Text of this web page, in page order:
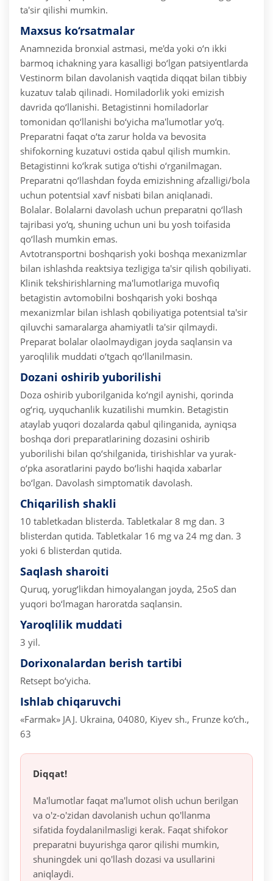
ta'sir qilishi mumkin.
Maxsus ko‘rsatmalar
Anamnezida bronxial astmasi, me'da yoki o‘n ikki
barmoq ichakning yara kasalligi bo‘lgan patsiyentlarda
Vestinorm bilan davolanish vaqtida diqqat bilan tibbiy
kuzatuv talab qilinadi. Homiladorlik yoki emizish
davrida qo‘llanishi. Betagistinni homiladorlar
tomonidan qo‘llanishi bo‘yicha ma'lumotlar yo‘q.
Preparatni faqat o‘ta zarur holda va bevosita
shifokorning kuzatuvi ostida qabul qilish mumkin.
Betagistinni ko‘krak sutiga o‘tishi o‘rganilmagan.
Preparatni qo‘llashdan foyda emizishning afzalligi/bola
uchun potentsial xavf nisbati bilan aniqlanadi.
Bolalar. Bolalarni davolash uchun preparatni qo‘llash
tajribasi yo‘q, shuning uchun uni bu yosh toifasida
qo‘llash mumkin emas.
Avtotransportni boshqarish yoki boshqa mexanizmlar
bilan ishlashda reaktsiya tezligiga ta'sir qilish qobiliyati.
Klinik tekshirishlarning ma'lumotlariga muvofiq
betagistin avtomobilni boshqarish yoki boshqa
mexanizmlar bilan ishlash qobiliyatiga potentsial ta'sir
qiluvchi samaralarga ahamiyatli ta'sir qilmaydi.
Preparat bolalar olaolmaydigan joyda saqlansin va
yaroqlilik muddati o‘tgach qo‘llanilmasin.
Dozani oshirib yuborilishi
Doza oshirib yuborilganida ko‘ngil aynishi, qorinda
og‘riq, uyquchanlik kuzatilishi mumkin. Betagistin
ataylab yuqori dozalarda qabul qilinganida, ayniqsa
boshqa dori preparatlarining dozasini oshirib
yuborilishi bilan qo‘shilganida, tirishishlar va yurak-
o‘pka asoratlarini paydo bo‘lishi haqida xabarlar
bo‘lgan. Davolash simptomatik davolash.
Chiqarilish shakli
10 tabletkadan blisterda. Tabletkalar 8 mg dan. 3
blisterdan qutida. Tabletkalar 16 mg va 24 mg dan. 3
yoki 6 blisterdan qutida.
Saqlash sharoiti
Quruq, yorug‘likdan himoyalangan joyda, 25oS dan
yuqori bo‘lmagan haroratda saqlansin.
Yaroqlilik muddati
3 yil.
Dorixonalardan berish tartibi
Retsept bo‘yicha.
Ishlab chiqaruvchi
«Farmak» JAJ. Ukraina, 04080, Kiyev sh., Frunze ko‘ch.,
63
Diqqat!
Ma'lumotlar faqat ma'lumot olish uchun berilgan
va o'z-o'zidan davolanish uchun qo'llanma
sifatida foydalanilmasligi kerak. Faqat shifokor
preparatni buyurishga qaror qilishi mumkin,
shuningdek uni qo'llash dozasi va usullarini
aniqlaydi.